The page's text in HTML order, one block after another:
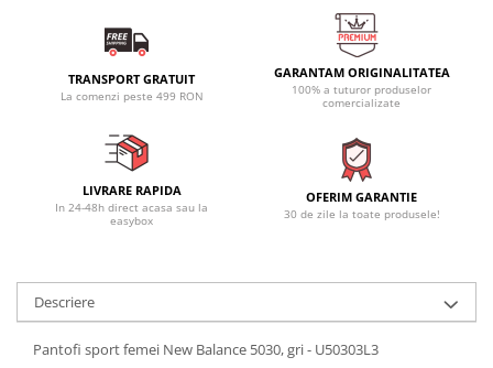
TRANSPORT GRATUIT
La comenzi peste 499 RON
GARANTAM ORIGINALITATEA
100% a tuturor produselor
comercializate
LIVRARE RAPIDA
In 24-48h direct acasa sau la
easybox
OFERIM GARANTIE
30 de zile la toate produsele!
Descriere
Pantofi sport femei New Balance 5030, gri - U50303L3